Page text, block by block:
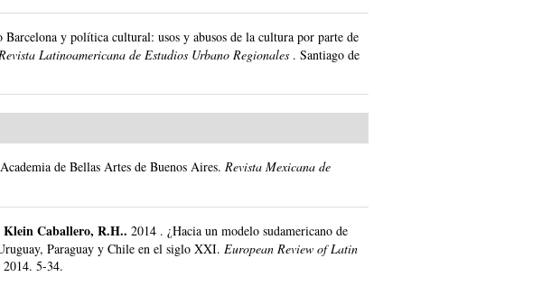
Barcelona y política cultural: usos y abusos de la cultura por parte de
Latinoamericana de Estudios Urbano Regionales .Santiago de
de Bellas Artes de Buenos Aires. Revista Mexicana de
Klein Caballero, R.H..2014 .¿Hacia un modelo sudamericano de
Paraguay y Chile en el siglo XXI. European Review of Latin
2014.5-34.